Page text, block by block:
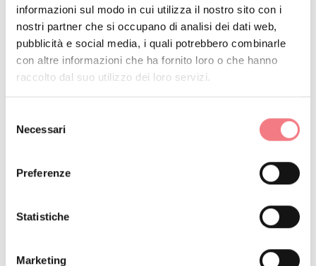
informazioni sul modo in cui utilizza il nostro sito con i
nostri partner che si occupano di analisi dei dati web,
pubblicità e social media, i quali potrebbero combinarle
con altre informazioni che ha fornito loro o che hanno
raccolto dal suo utilizzo dei loro servizi.
delNecessari
Preferenze
Statistiche
Marketing
di Vittorio Veneto e l’Associazione
“Fameia dei Zàter e Menadàs del
Piave” di Codissago di
Castellavazzo (BL) hanno
realizzato all’interno della Riserva
Statale di Somadida un esemplare
di “raso”, la caratteristica zattera
utilizzando i tronchi abbattuti dalla
Tempesta Vaia dell’ottobre 2018.
La Foresta di Somadida è uno dei